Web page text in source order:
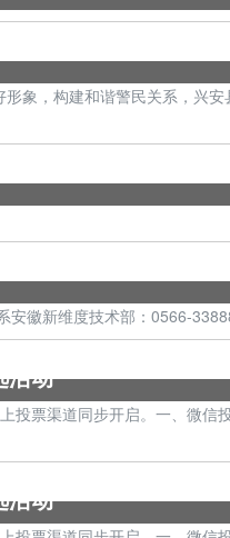
象，构建和谐警民关系，兴
安徽新维度技术部：0566-
活动
投票渠道同步开启。一、微
活动